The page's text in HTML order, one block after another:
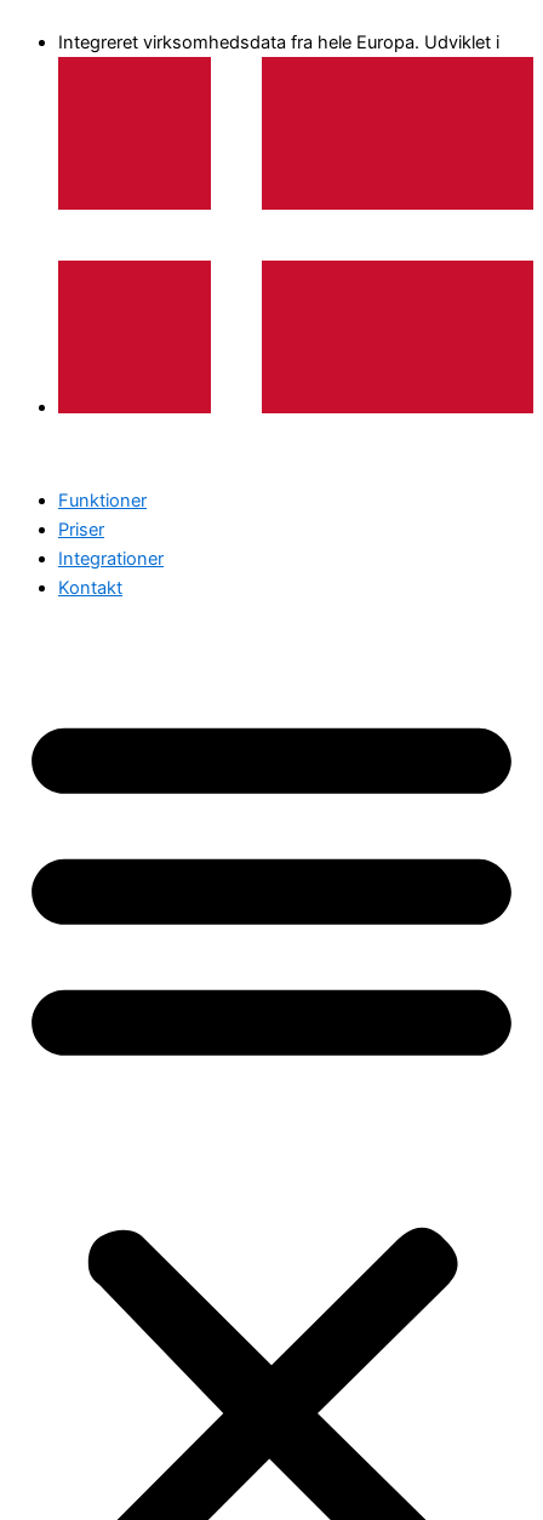
Integreret virksomhedsdata fra hele Europa. Udviklet i
Funktioner
Priser
Integrationer
Kontakt